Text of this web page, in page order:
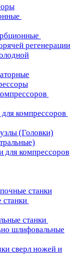
регенерации
компрессоров
(Головки)
для компрессоров
станки
станки
станки
шлифовальные
сверл ножей и